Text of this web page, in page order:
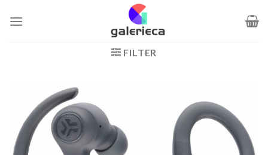
Inhalt
FILTER